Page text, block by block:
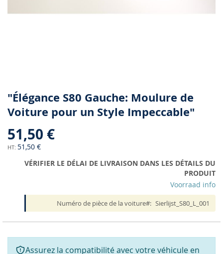
Skip
the
of
the
gallery
"Élégance S80 Gauche: Moulure de
Voiture pour un Style Impeccable"
51,50 €
51,50 €
VÉRIFIER LE DÉLAI DE LIVRAISON DANS LES DÉTAILS DU
PRODUIT
Voorraad info
Numéro de pièce de la voiture Sierlijst_S80_L_001
Assurez la compatibilité avec votre véhicule en